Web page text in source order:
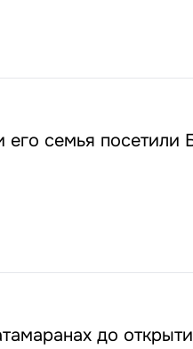
семья посетили
до